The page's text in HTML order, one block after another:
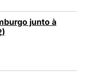
junto à